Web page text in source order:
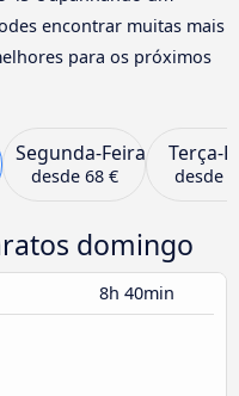
encontrar muitas mais
para os próximos
Segunda-Feira
desde 68 €
Terça-
desde
domingo
8h 40min